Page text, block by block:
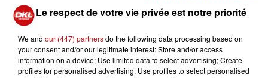
fin de
cuisson,
laisser la
meringue
dans le
Le respect de votre vie privée est notre priorité
We and our (447) partnersdo the following data processing based on
your consent and/or our legitimate interest: Store and/or access
information on a device; Use limited data to select advertising; Create
profiles for personalised advertising; Use profiles to select personalised